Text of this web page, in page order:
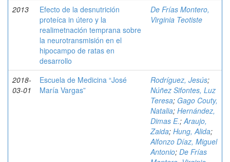
2013
Efecto de la desnutrición
proteíca in útero y la
realimetnación temprana sobre
la neurotransmisión en el
hipocampo de ratas en
desarrollo
De Frías Montero,
Virginia Teotiste
2018-
03-01
Escuela de Medicina “José
María Vargas”
Rodríguez, Jesús;
Núñez Sifontes, Luz
Teresa; Gago Couty,
Natalia; Hernández,
Dimas E.;Araujo,
Zaida; Hung, Alida;
Alfonzo Díaz, Miguel
Antonio; De Frías